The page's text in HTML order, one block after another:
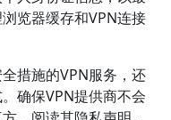
览器缓存和VPN连接
措施的VPN服务，还
确保VPN提供商不会